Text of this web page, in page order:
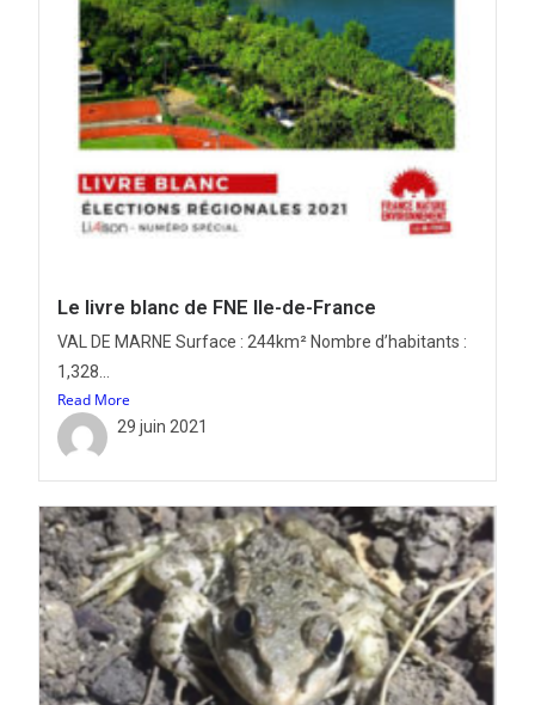
Le livre blanc de FNE Ile-de-France
VAL DE MARNE Surface : 244km² Nombre d’habitants :
1,328...
Read More
29 juin 2021